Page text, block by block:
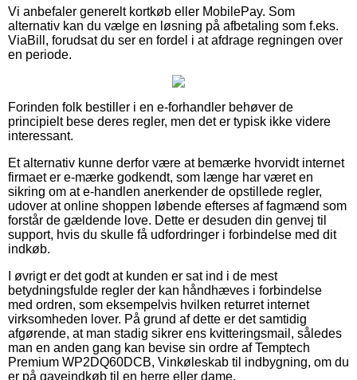
Vi anbefaler generelt kortkøb eller MobilePay. Som
alternativ kan du vælge en løsning på afbetaling som f.eks.
ViaBill, forudsat du ser en fordel i at afdrage regningen over
en periode.
Forinden folk bestiller i en e-forhandler behøver de
principielt bese deres regler, men det er typisk ikke videre
interessant.
Et alternativ kunne derfor være at bemærke hvorvidt internet
firmaet er e-mærke godkendt, som længe har været en
sikring om at e-handlen anerkender de opstillede regler,
udover at online shoppen løbende efterses af fagmænd som
forstår de gældende love. Dette er desuden din genvej til
support, hvis du skulle få udfordringer i forbindelse med dit
indkøb.
I øvrigt er det godt at kunden er sat ind i de mest
betydningsfulde regler der kan håndhæves i forbindelse
med ordren, som eksempelvis hvilken returret internet
virksomheden lover. På grund af dette er det samtidig
afgørende, at man stadig sikrer ens kvitteringsmail, således
man en anden gang kan bevise sin ordre af Temptech
Premium WP2DQ60DCB, Vinkøleskab til indbygning, om du
er på gaveindkøb til en herre eller dame.